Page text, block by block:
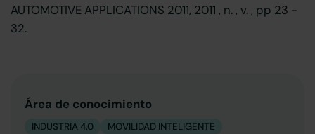
AUTOMOTIVE APPLICATIONS 2011, 2011 , n. , v. , pp 23 -
32.
Área de conocimiento
INDUSTRIA 4.0
MOVILIDAD INTELIGENTE